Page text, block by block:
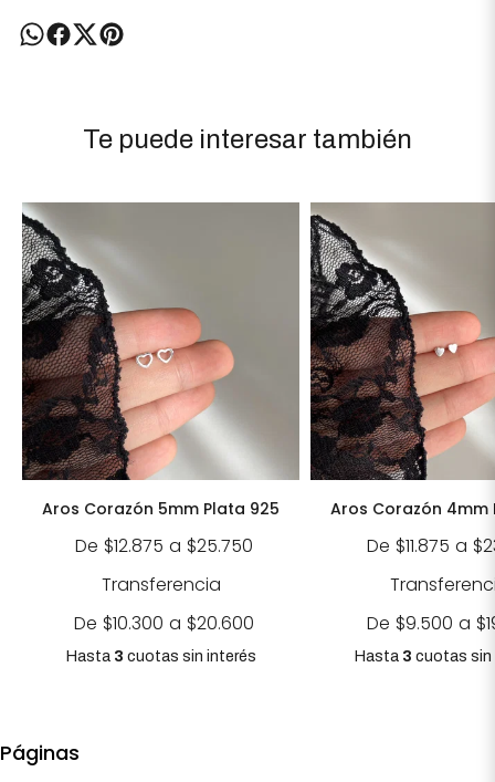
Te puede interesar también
Aros Corazón 5mm Plata 925
De $12.875 a $25.750
Transferencia
De $10.300 a $20.600
Hasta 3 cuotas sin interés
Aros Corazón 4mm
De $11.875 a
De $9.500 a
Hasta 3 cuotas sin
Páginas